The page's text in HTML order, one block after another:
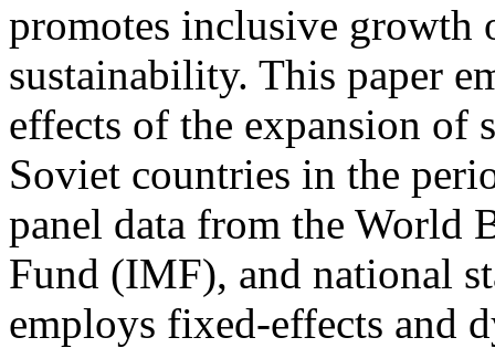
promotes inclusive growth
sustainability. This paper
effects of the expansion of
Soviet countries in the
panel data from the World
Fund (IMF), and national
employs fixed-effects and